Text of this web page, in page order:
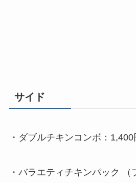
サイド
・ ダブルチキンコンボ：1,400
・ バラエティチキンパック （